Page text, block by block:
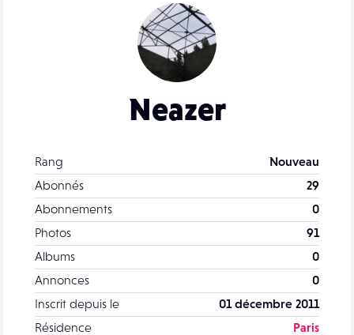
Neazer
Rang
Nouveau
Abonnés
29
Abonnements
0
Photos
91
Albums
0
Annonces
0
Inscrit depuis le
01 décembre 2011
Résidence
Paris